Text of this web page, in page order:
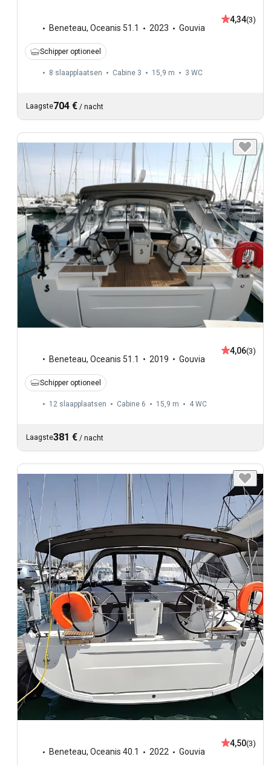
Beneteau, Oceanis 51.1 2023 Gouvia
4,34(3)
Schipper optioneel
8 slaapplaatsen Cabine 3 15,9 m 3 WC
Laagste704 € / nacht
Beneteau, Oceanis 51.1 2019 Gouvia
4,06(3)
Schipper optioneel
12 slaapplaatsen Cabine 6 15,9 m 4 WC
Laagste381 € / nacht
Beneteau, Oceanis 40.1 2022 Gouvia
4,50(3)